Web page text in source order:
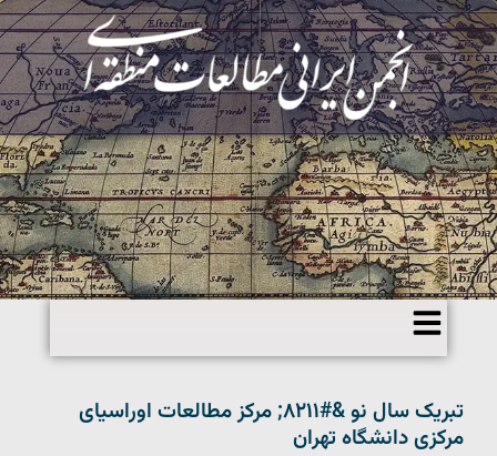
تبریک سال نو &#۸۲۱۱; مرکز مطالعات اوراسیای
مرکزی دانشگاه تهران